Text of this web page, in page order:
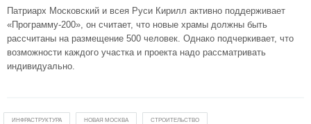
Патриарх Московский и всея Руси Кирилл активно поддерживает
«Программу-200», он считает, что новые храмы должны быть
рассчитаны на размещение 500 человек. Однако подчеркивает, что
возможности каждого участка и проекта надо рассматривать
индивидуально.
ИНФРАСТРУКТУРА НОВАЯ МОСКВА СТРОИТЕЛЬСТВО